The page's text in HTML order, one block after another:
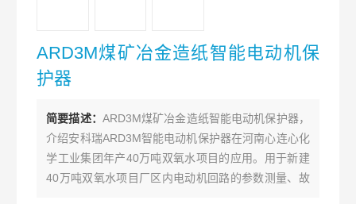
ARD3M煤矿冶金造纸智能电动机保
护器
简要描述： ARD3M煤矿冶金造纸智能电动机保护器，
介绍安科瑞ARD3M智能电动机保护器在河南心连心化
学工业集团年产40万吨双氧水项目的应用。用于新建
40万吨双氧水项目厂区内电动机回路的参数测量、故